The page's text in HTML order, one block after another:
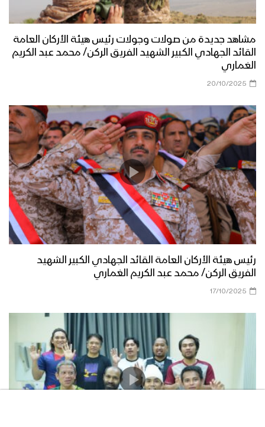
مشاهد جديدة من صولات وجولات رئيس هيئة الأركان العامة
القائد الجهادي الكبير الشهيد الفريق الركن/ محمد عبد الكريم
الغماري
20/10/2025
رئيس هيئة الأركان العامة القائد الجهادي الكبير الشهيد
الفريق الركن/ محمد عبد الكريم الغماري
17/10/2025